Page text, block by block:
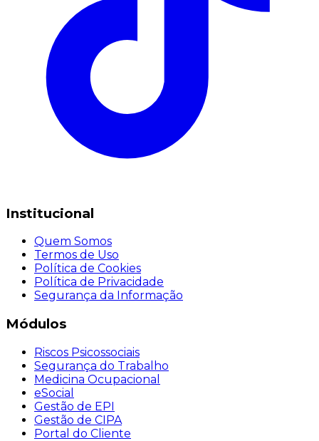
Institucional
Quem Somos
Termos de Uso
Política de Cookies
Política de Privacidade
Segurança da Informação
Módulos
Riscos Psicossociais
Segurança do Trabalho
Medicina Ocupacional
eSocial
Gestão de EPI
Gestão de CIPA
Portal do Cliente